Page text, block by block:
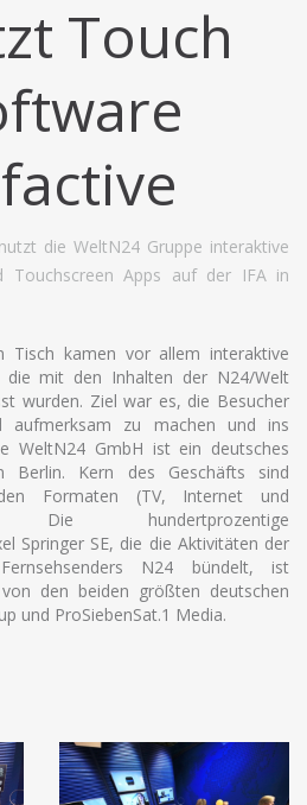
Touch
die WeltN24 Gruppe interaktive
Touchscreen Apps auf der IFA in
Tisch kamen vor allem interaktive
die mit den Inhalten der N24/Welt
wurden. Ziel war es, die Besucher
aufmerksam zu machen und ins
WeltN24 GmbH ist ein deutsches
Berlin. Kern des Geschäfts sind
Formaten (TV, Internet und
Die hundertprozentige
Springer SE, die die Aktivitäten der
N24 bündelt, ist
den beiden größten deutschen
und ProSiebenSat.1 Media.